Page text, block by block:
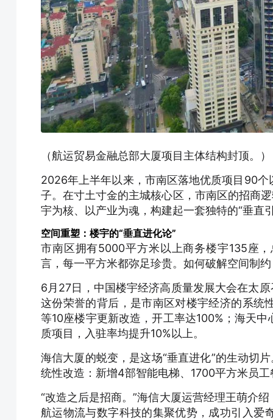
（航运贸易金融总部大厦项目主体结构封顶。）
2026年上半年以来，市南区落地优质项目90
子。在寸土寸金的主城核心区，市南区的招商
宇为核、以产业为魂，构建起一套独特的“垂直
空间重塑：楼宇的“垂直进化论”
市南区拥有5000平方米以上商务楼宇135座
言，每一平方米都弥足珍贵。如何破解空间制
6月27日，中国楼宇经济高质量发展大会在太
这份荣誉的背后，是市南区对楼宇经济的系统
等10座楼宇更新改造，开工率达100%；海天
质项目，入驻率均提升10%以上。
海信大厦的蜕变，是这场“垂直进化”的生动切
统性改造：新增4部智能电梯、1700平方米员
“改造之后是招商。”海信大厦运营经理王萌介
航运物流与数字科技的集聚优势，成功引入爱